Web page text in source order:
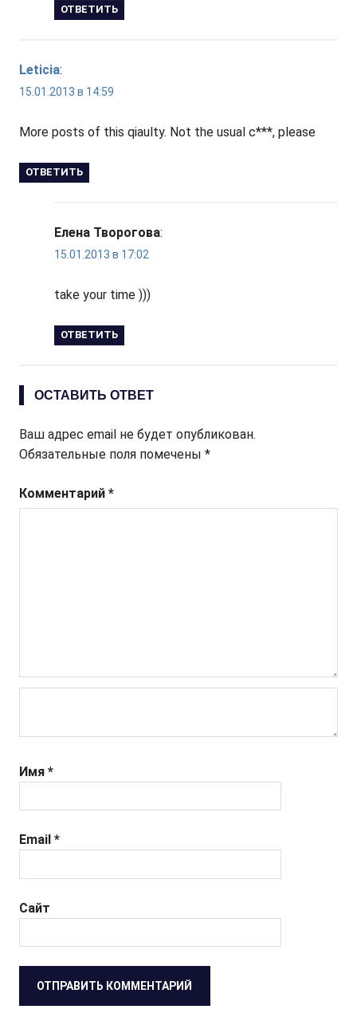
ОТВЕТИТЬ
Leticia:
15.01.2013 в 14:59
More posts of this qiaulty. Not the usual c***, please
ОТВЕТИТЬ
Елена Творогова:
15.01.2013 в 17:02
take your time )))
ОТВЕТИТЬ
ОСТАВИТЬ ОТВЕТ
Ваш адрес email не будет опубликован.
Обязательные поля помечены *
Комментарий *
Имя *
Email *
Сайт